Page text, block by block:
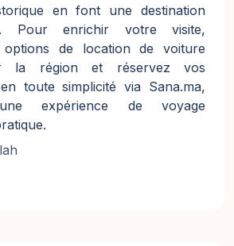
en font une destination
Pour enrichir votre visite,
options de location de voiture
la région et réservez vos
toute simplicité via Sana.ma,
expérience de voyage